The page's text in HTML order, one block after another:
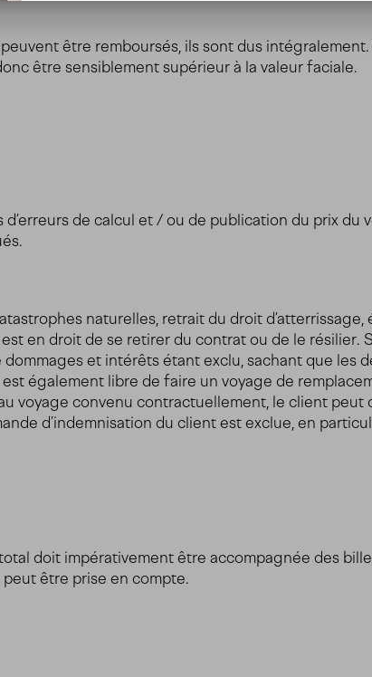
être remboursés, ils sont dus
être sensiblement supérieur à la valeur faciale.
de calcul et / ou de publication du prix du
naturelles, retrait du droit d’atterrissage,
en droit de se retirer du contrat ou de le résilier.
et intérêts étant exclu, sachant que les
également libre de faire un voyage de
voyage convenu contractuellement, le client
d’indemnisation du client est exclue, en
doit impérativement être accompagnée des
être prise en compte.